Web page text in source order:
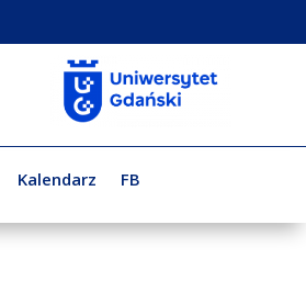
Kalendarz FB